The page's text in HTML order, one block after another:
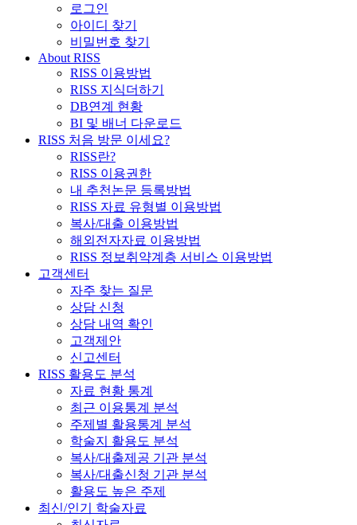
로그인
아이디 찾기
비밀번호 찾기
About RISS
RISS 이용방법
RISS 지식더하기
DB연계 현황
BI 및 배너 다운로드
RISS 처음 방문 이세요?
RISS란?
RISS 이용권한
내 추천논문 등록방법
RISS 자료 유형별 이용방법
복사/대출 이용방법
해외전자자료 이용방법
RISS 정보취약계층 서비스 이용방법
고객센터
자주 찾는 질문
상담 신청
상담 내역 확인
고객제안
신고센터
RISS 활용도 분석
자료 현황 통계
최근 이용통계 분석
주제별 활용통계 분석
학술지 활용도 분석
복사/대출제공 기관 분석
복사/대출신청 기관 분석
활용도 높은 주제
최신/인기 학술자료